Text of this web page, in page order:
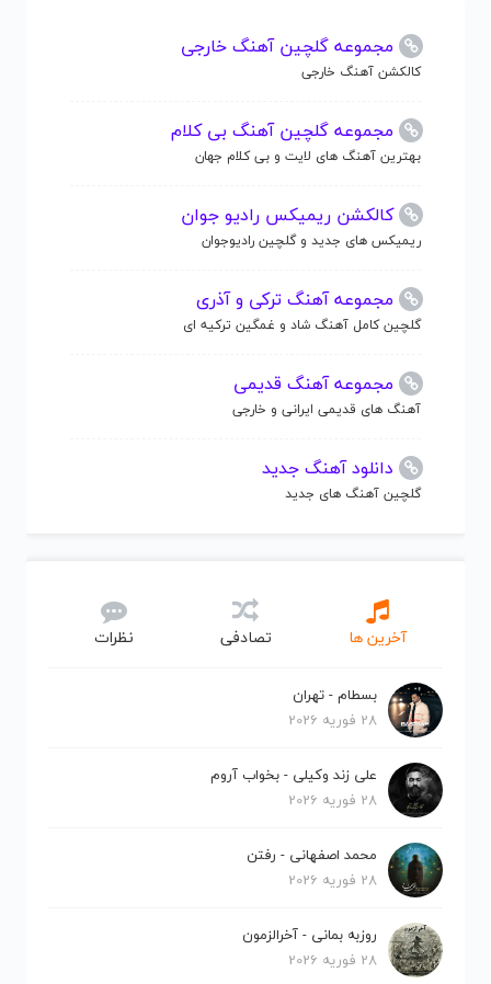
مجموعه گلچین آهنگ خارجی
کالکشن آهنگ خارجی
مجموعه گلچین آهنگ بی کلام
بهترین آهنگ های لایت و بی کلام جهان
کالکشن ریمیکس رادیو جوان
ریمیکس های جدید و گلچین رادیوجوان
مجموعه آهنگ ترکی و آذری
گلچین کامل آهنگ شاد و غمگین ترکیه ای
مجموعه آهنگ قدیمی
آهنگ های قدیمی ایرانی و خارجی
دانلود آهنگ جدید
گلچین آهنگ های جدید
آخرین ها تصادفی نظرات
بسطام - تهران
28 فوریه 2026
علی زند وکیلی - بخواب آروم
28 فوریه 2026
محمد اصفهانی - رفتن
28 فوریه 2026
روزبه بمانی - آخرالزمون
28 فوریه 2026